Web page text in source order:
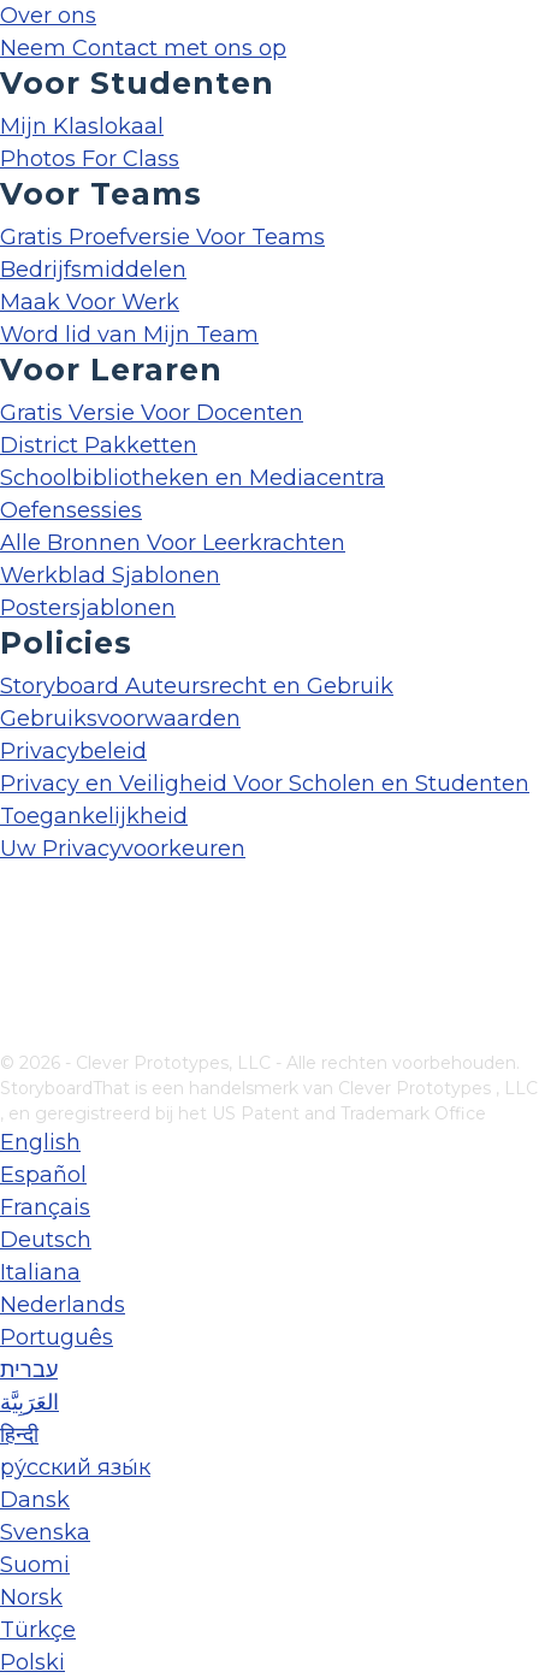
Over ons
Neem Contact met ons op
Voor Studenten
Mijn Klaslokaal
Photos For Class
Voor Teams
Gratis Proefversie Voor Teams
Bedrijfsmiddelen
Maak Voor Werk
Word lid van Mijn Team
Voor Leraren
Gratis Versie Voor Docenten
District Pakketten
Schoolbibliotheken en Mediacentra
Oefensessies
Alle Bronnen Voor Leerkrachten
Werkblad Sjablonen
Postersjablonen
Policies
Storyboard Auteursrecht en Gebruik
Gebruiksvoorwaarden
Privacybeleid
Privacy en Veiligheid Voor Scholen en Studenten
Toegankelijkheid
Uw Privacyvoorkeuren
© 2026 - Clever Prototypes, LLC - Alle rechten voorbehouden.
StoryboardThat is een handelsmerk van Clever Prototypes , LLC
, en geregistreerd bij het US Patent and Trademark Office
English
Español
Français
Deutsch
Italiana
Nederlands
Português
עברית
العَرَبِيَّة
हिन्दी
ру́сский язы́к
Dansk
Svenska
Suomi
Norsk
Türkçe
Polski